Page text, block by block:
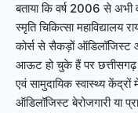
बताया कि वर्ष 2006 से
स्मृति चिकित्सा महाविद्यालय
कोर्स से सैकड़ों ऑडिलॉजिस्ट
आऊट हो चुके हैं पर छत्तीसगढ़ के
एवं सामुदायिक स्वास्थ्य
ऑडिलॉजिस्ट बेरोजगारी या